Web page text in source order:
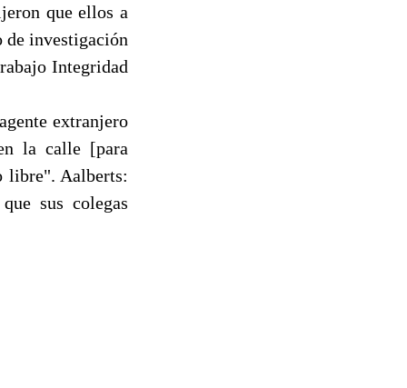
que ellos a
de investigación
Integridad
extranjero
la calle [para
libre". Aalberts:
sus colegas